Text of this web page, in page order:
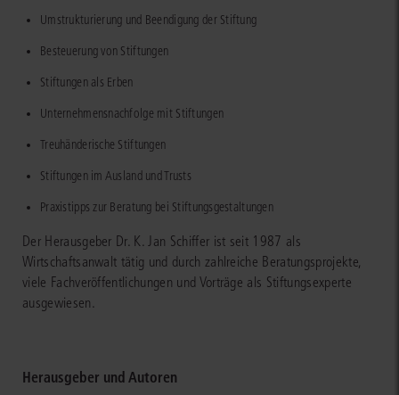
Umstrukturierung und Beendigung der Stiftung
Besteuerung von Stiftungen
Stiftungen als Erben
Unternehmensnachfolge mit Stiftungen
Treuhänderische Stiftungen
Stiftungen im Ausland und Trusts
Praxistipps zur Beratung bei Stiftungsgestaltungen
Der Herausgeber Dr. K. Jan Schiffer ist seit 1987 als
Wirtschaftsanwalt tätig und durch zahlreiche Beratungsprojekte,
viele Fachveröffentlichungen und Vorträge als Stiftungsexperte
ausgewiesen.
Herausgeber und Autoren